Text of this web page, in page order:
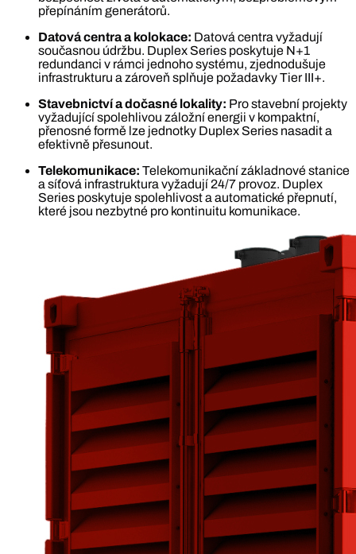
přepínáním generátorů.
Datová centra a kolokace: Datová centra vyžadují
současnou údržbu. Duplex Series poskytuje N+1
redundanci v rámci jednoho systému, zjednodušuje
infrastrukturu a zároveň splňuje požadavky Tier III+.
Stavebnictví a dočasné lokality: Pro stavební projekty
vyžadující spolehlivou záložní energii v kompaktní,
přenosné formě lze jednotky Duplex Series nasadit a
efektivně přesunout.
Telekomunikace: Telekomunikační základnové stanice
a síťová infrastruktura vyžadují 24/7 provoz. Duplex
Series poskytuje spolehlivost a automatické přepnutí,
které jsou nezbytné pro kontinuitu komunikace.